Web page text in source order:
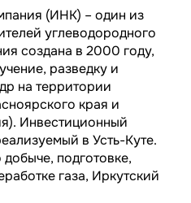
(ИНК) – один из
углеводородного
создана в 2000 году,
разведку и
на территории
края и
Инвестиционный
в Усть-Куте.
подготовке,
газа, Иркутский